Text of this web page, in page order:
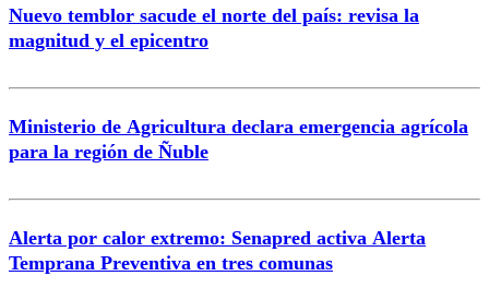
Nuevo temblor sacude el norte del país: revisa la
magnitud y el epicentro
Ministerio de Agricultura declara emergencia agrícola
para la región de Ñuble
Alerta por calor extremo: Senapred activa Alerta
Temprana Preventiva en tres comunas